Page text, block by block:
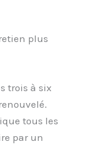
plus
trois à six
tous les
par un